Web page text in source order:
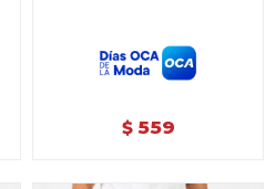
$ 559